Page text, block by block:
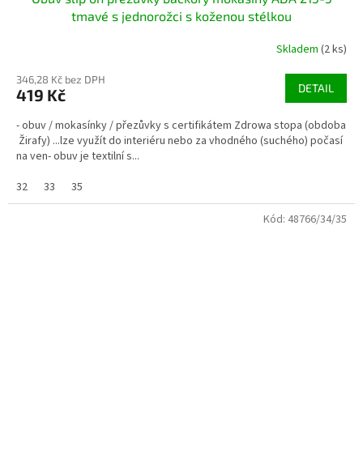
tmavé s jednorožci s koženou stélkou
Skladem (2 ks)
346,28 Kč bez DPH
419 Kč DETAIL
- obuv / mokasínky / přezůvky s certifikátem Zdrowa stopa (obdoba
Žirafy) ...lze využít do interiéru nebo za vhodného (suchého) počasí
na ven- obuv je textilní s...
32
33 35
Kód: 48766/34/35